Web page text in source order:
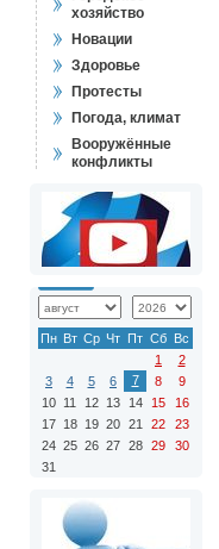
хозяйство
Новации
Здоровье
Протесты
Погода, климат
Вооружённые
конфликты
Пн Вт Ср Чт Пт Сб Вс
1
2
3
4 5 6 7 8
9
10 11 12 13 14 15
16
17 18 19 20 21 22
23
24 25 26 27 28 29
30
31